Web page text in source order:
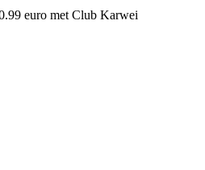
euro met Club Karwei